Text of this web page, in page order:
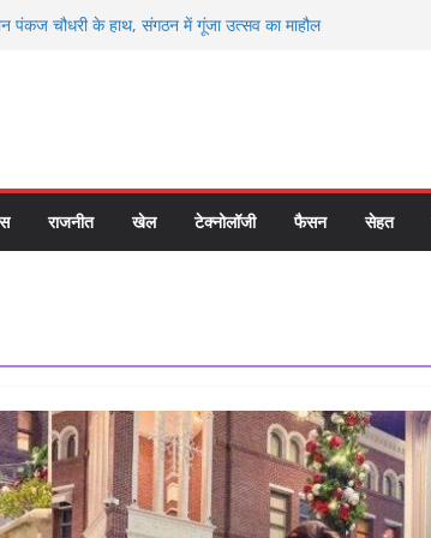
ने सिद्धनाथ मंदिर में जनता को समर्पित किया
होली खेलने के बाद गंगा नहाने गए थे 4 दोस्त,
के उड़े होश
राजनीत खेल टेक्नोलॉजी फैसन सेहत